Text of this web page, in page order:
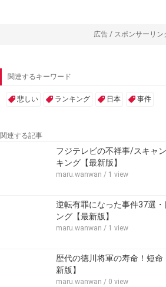
広告 / スポンサーリン
関連するキーワード
悲しい ランキング 日本 事件
関連する記事
フジテレビの不祥事/スキャ
キング【最新版】
maru.wanwan / 1 view
逆転有罪になった事件37選
ング【最新版】
maru.wanwan / 1 view
歴代の徳川将軍の寿命！短
新版】
maru.wanwan / 0 view